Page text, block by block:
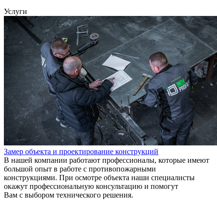
Услуги
Замер объекта и проектирование конструкций
В нашей компании работают профессионалы, которые имеют
большой опыт в работе с противопожарными
конструкциями. При осмотре объекта наши специалисты
окажут профессиональную консультацию и помогут
Вам с выбором технического решения.